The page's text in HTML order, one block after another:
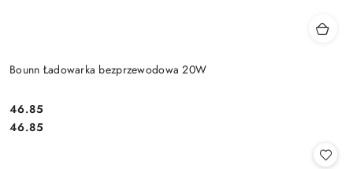
Bounn Ładowarka bezprzewodowa 20W
Cena:
46.85
Cena:
46.85